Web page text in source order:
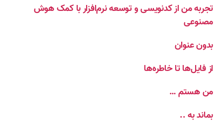
تجربه من از کدنویسی و توسعه نرم‌افزار با کمک هوش
مصنوعی
بدون عنوان
از فایل‌ها تا خاطره‌ها
من هستم …
بماند به ..